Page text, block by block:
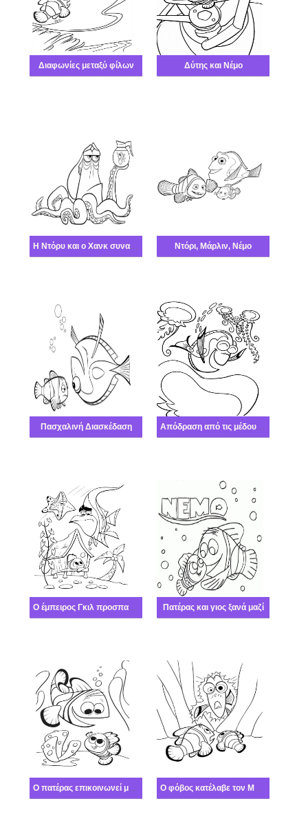
Διαφωνίες μεταξύ φίλων Δύτης και Νέμο
Η Ντόρυ και ο Χανκ συναντιούνται Ντόρι, Μάρλιν, Νέμο
Πασχαλινή Διασκέδαση Απόδραση από τις μέδουσες
Ο έμπειρος Γκιλ προσπαθεί να βοηθήσει τον Νέμο Πατέρας και γιος ξανά μαζί
Ο πατέρας επικοινωνεί με τον γιο Ο φόβος κατέλαβε τον Μάρλιν και τον Νέμο